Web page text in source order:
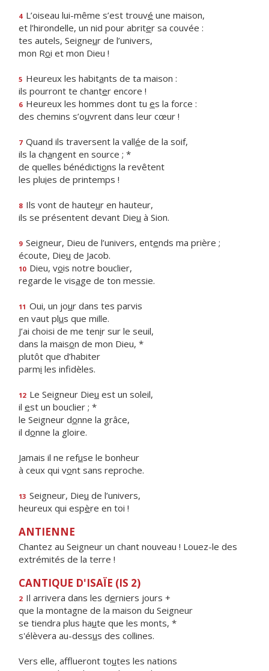
4 L’oiseau lui-même s’est trouvé une maison,
et l’hirondelle, un nid pour abriter sa couvée :
tes autels, Seigneur de l’univers,
mon Roi et mon Dieu !
5 Heureux les habitants de ta maison :
ils pourront te chanter encore !
6 Heureux les hommes dont tu es la force :
des chemins s’ouvrent dans leur cœur !
7 Quand ils traversent la vallée de la soif,
ils la changent en source ; *
de quelles bénédictions la revêtent
les pluies de printemps !
8 Ils vont de hauteur en hauteur,
ils se présentent devant Dieu à Sion.
9 Seigneur, Dieu de l’univers, entends ma prière ;
écoute, Dieu de Jacob.
10 Dieu, vois notre bouclier,
regarde le visage de ton messie.
11 Oui, un jour dans tes parvis
en vaut plus que mille.
J’ai choisi de me tenir sur le seuil,
dans la maison de mon Dieu, *
plutôt que d’habiter
parmi les infidèles.
12 Le Seigneur Dieu est un soleil,
il est un bouclier ; *
le Seigneur donne la grâce,
il donne la gloire.
Jamais il ne refuse le bonheur
à ceux qui vont sans reproche.
13 Seigneur, Dieu de l’univers,
heureux qui espère en toi !
ANTIENNE
Chantez au Seigneur un chant nouveau ! Louez-le des
extrémités de la terre !
CANTIQUE D'ISAÏE (IS 2)
2 Il arrivera dans les derniers jours +
que la montagne de la maison du Seigneur
se tiendra plus haute que les monts, *
s'élèvera au-dessus des collines.
Vers elle, afflueront toutes les nations